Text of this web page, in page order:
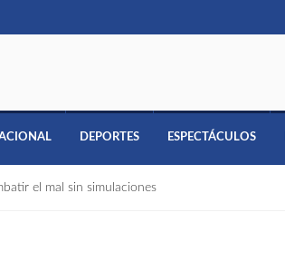
DEPORTES ESPECTÁCULOS
el mal sin simulaciones